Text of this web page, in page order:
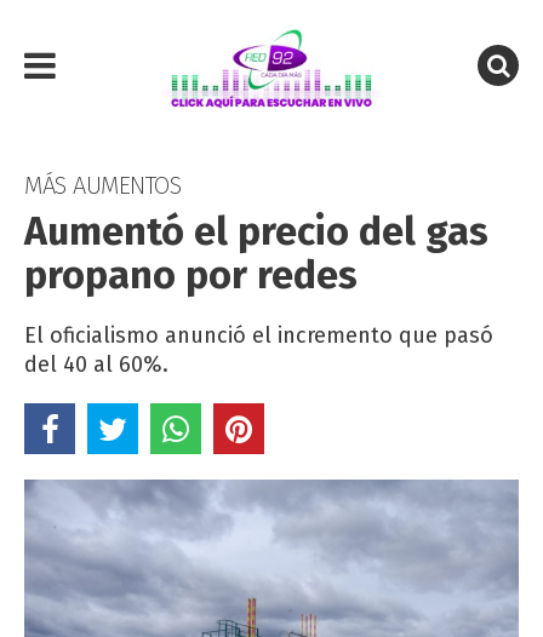
MÁS AUMENTOS
Aumentó el precio del gas
propano por redes
El oficialismo anunció el incremento que pasó
del 40 al 60%.